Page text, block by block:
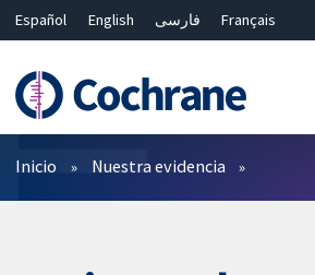
Español English فارسی
Français
Bahasa Malaysia
ไทย 繁體中文
Filtros
Inicio Nuestra evidencia